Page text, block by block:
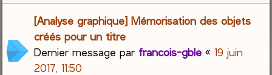
[Analyse graphique] Mémorisation des objets
créés pour un titre
Dernier message par francois-gble « 19 juin
2017, 11:50